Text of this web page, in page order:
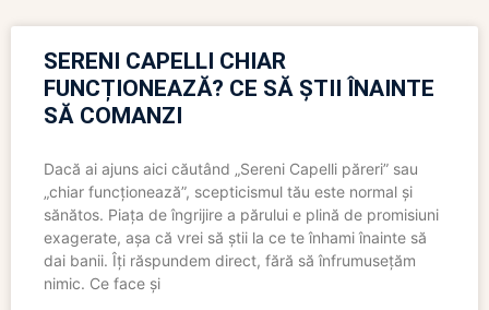
SERENI CAPELLI CHIAR
FUNCȚIONEAZĂ? CE SĂ ȘTII ÎNAINTE
SĂ COMANZI
Dacă ai ajuns aici căutând „Sereni Capelli păreri” sau
„chiar funcționează”, scepticismul tău este normal și
sănătos. Piața de îngrijire a părului e plină de promisiuni
exagerate, așa că vrei să știi la ce te înhami înainte să
dai banii. Îți răspundem direct, fără să înfrumusețăm
nimic. Ce face și